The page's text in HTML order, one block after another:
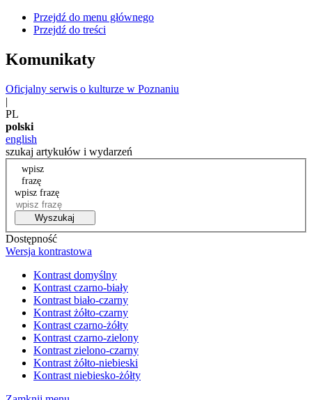
Przejdź do menu głównego
Przejdź do treści
Komunikaty
Oficjalny serwis o kulturze w Poznaniu
|
PL
polski
english
szukaj artykułów i wydarzeń
wpisz
frazę
wpisz frazę
Wyszukaj
Dostępność
Wersja kontrastowa
Kontrast domyślny
Kontrast czarno-biały
Kontrast biało-czarny
Kontrast żółto-czarny
Kontrast czarno-żółty
Kontrast czarno-zielony
Kontrast zielono-czarny
Kontrast żółto-niebieski
Kontrast niebiesko-żółty